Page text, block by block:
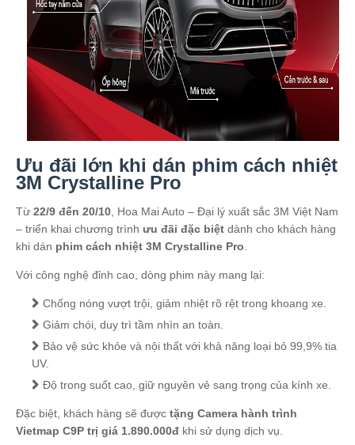
Ưu đãi lớn khi dán phim cách nhiệt
3M Crystalline Pro
Từ 22/9 đến 20/10 , Hoa Mai Auto – Đại lý xuất sắc 3M Việt Nam
– triển khai chương trình ưu đãi đặc biệt dành cho khách hàng
khi dán phim cách nhiệt 3M Crystalline Pro
Với công nghệ đỉnh cao, dòng phim này mang lại:
Chống nóng vượt trội, giảm nhiệt rõ rệt trong khoang xe.
Giảm chói, duy trì tầm nhìn an toàn.
Bảo vệ sức khỏe và nội thất với khả năng loại bỏ 99,9% tia
UV.
Độ trong suốt cao, giữ nguyên vẻ sang trọng của kính xe.
Đặc biệt, khách hàng sẽ được tặng Camera hành trình
Vietmap C9P trị giá 1.890.000đ khi sử dụng dịch vụ.